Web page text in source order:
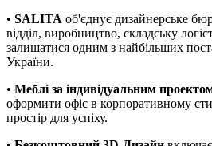
• SALITA об'єднує дизайнерське
відділ, виробництво, складську
залишатися одним з найбільших
України.
• Меблі за індивідуальним
оформити офіс в корпоративному
простір для успіху.